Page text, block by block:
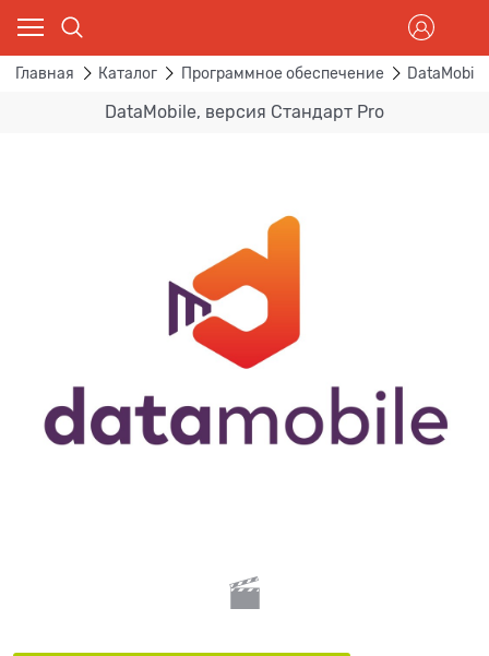
Главная Каталог Программное обеспечение DataMobile
DataMobile, версия Стандарт Pro